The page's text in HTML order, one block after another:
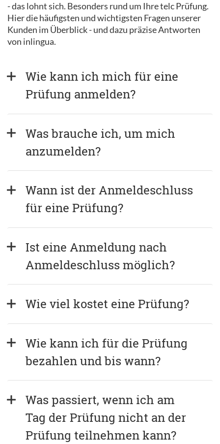
- das lohnt sich. Besonders rund um Ihre telc Prüfung.
Hier die häufigsten und wichtigsten Fragen unserer
Kunden im Überblick - und dazu präzise Antworten
von inlingua.
Wie kann ich mich für eine
Prüfung anmelden?
Was brauche ich, um mich
anzumelden?
Wann ist der Anmeldeschluss
für eine Prüfung?
Ist eine Anmeldung nach
Anmeldeschluss möglich?
Wie viel kostet eine Prüfung?
Wie kann ich für die Prüfung
bezahlen und bis wann?
Was passiert, wenn ich am
Tag der Prüfung nicht an der
Prüfung teilnehmen kann?